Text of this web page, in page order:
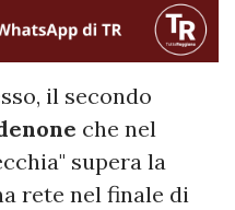
il secondo
che nel
supera la
rete nel finale di